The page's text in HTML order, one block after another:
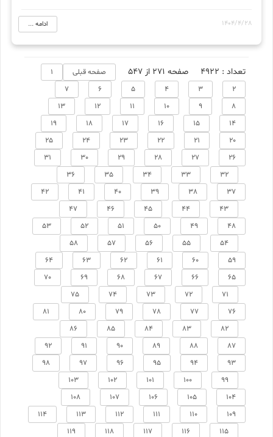
1404/4/28 ادامه ...
تعداد : 4922 صفحه 271 از 547 صفحه قبلی
1
2
3
4
5
6
7
8
9
10
11
12
13
14
15
16
17
18
19
20
21
22
23
24
25
26
27
28
29
30
31
32
33
34
35
36
37
38
39
40
41
42
43
44
45
46
47
48
49
50
51
52
53
54
55
56
57
58
59
60
61
62
63
64
65
66
67
68
69
70
71
72
73
74
75
76
77
78
79
80
81
82
83
84
85
86
87
88
89
90
91
92
93
94
95
96
97
98
99
100
101
102
103
104
105
106
107
108
109
110
111
112
113
114
115
116
117
118
119